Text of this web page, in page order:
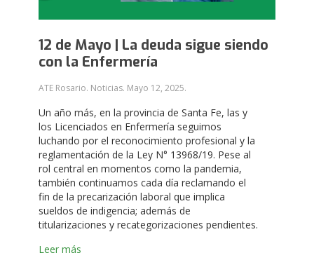
12 de Mayo | La deuda sigue siendo
con la Enfermería
ATE Rosario. Noticias. Mayo 12, 2025.
Un año más, en la provincia de Santa Fe, las y
los Licenciados en Enfermería seguimos
luchando por el reconocimiento profesional y la
reglamentación de la Ley N° 13968/19. Pese al
rol central en momentos como la pandemia,
también continuamos cada día reclamando el
fin de la precarización laboral que implica
sueldos de indigencia; además de
titularizaciones y recategorizaciones pendientes.
Leer más